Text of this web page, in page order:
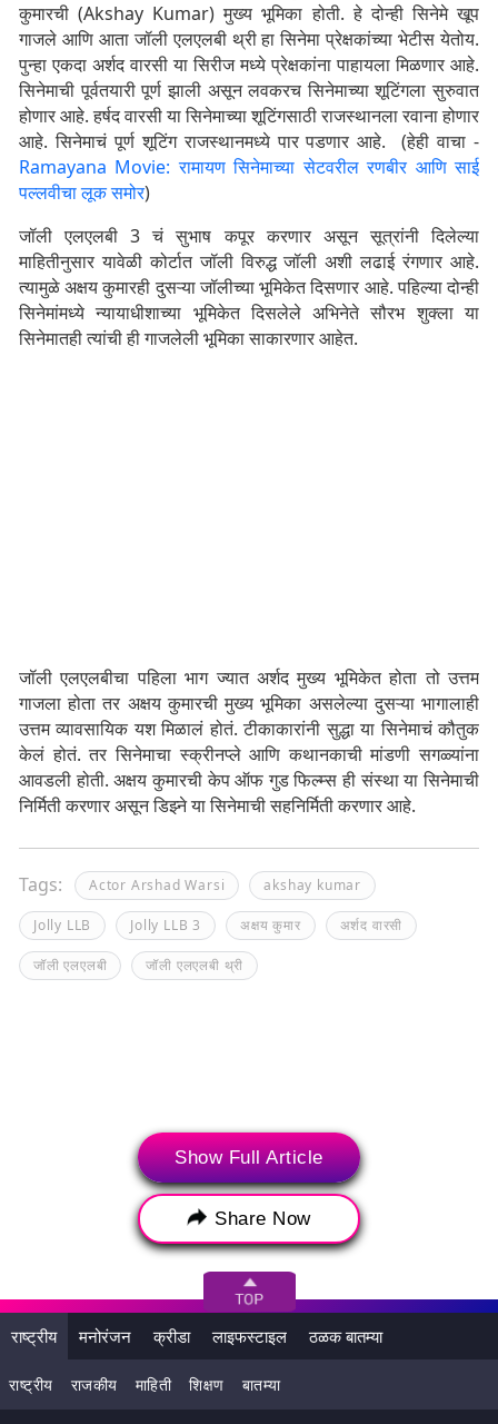
कुमारची (Akshay Kumar) मुख्य भूमिका होती. हे दोन्ही सिनेमे खूप
गाजले आणि आता जॉली एलएलबी थ्री हा सिनेमा प्रेक्षकांच्या भेटीस येतोय.
पुन्हा एकदा अर्शद वारसी या सिरीज मध्ये प्रेक्षकांना पाहायला मिळणार आहे.
सिनेमाची पूर्वतयारी पूर्ण झाली असून लवकरच सिनेमाच्या शूटिंगला सुरुवात
होणार आहे. हर्षद वारसी या सिनेमाच्या शूटिंगसाठी राजस्थानला रवाना होणार
आहे. सिनेमाचं पूर्ण शूटिंग राजस्थानमध्ये पार पडणार आहे. (हेही वाचा -
Ramayana Movie: रामायण सिनेमाच्या सेटवरील रणबीर आणि साई
पल्लवीचा लूक समोर)
जॉली एलएलबी 3 चं सुभाष कपूर करणार असून सूत्रांनी दिलेल्या
माहितीनुसार यावेळी कोर्टात जॉली विरुद्ध जॉली अशी लढाई रंगणार आहे.
त्यामुळे अक्षय कुमारही दुसऱ्या जॉलीच्या भूमिकेत दिसणार आहे. पहिल्या दोन्ही
सिनेमांमध्ये न्यायाधीशाच्या भूमिकेत दिसलेले अभिनेते सौरभ शुक्ला या
सिनेमातही त्यांची ही गाजलेली भूमिका साकारणार आहेत.
जॉली एलएलबीचा पहिला भाग ज्यात अर्शद मुख्य भूमिकेत होता तो उत्तम
गाजला होता तर अक्षय कुमारची मुख्य भूमिका असलेल्या दुसऱ्या भागालाही
उत्तम व्यावसायिक यश मिळालं होतं. टीकाकारांनी सुद्धा या सिनेमाचं कौतुक
केलं होतं. तर सिनेमाचा स्क्रीनप्ले आणि कथानकाची मांडणी सगळ्यांना
आवडली होती. अक्षय कुमारची केप ऑफ गुड फिल्म्स ही संस्था या सिनेमाची
निर्मिती करणार असून डिझ्ने या सिनेमाची सहनिर्मिती करणार आहे.
Tags: Actor Arshad Warsi akshay kumar
Jolly LLB Jolly LLB 3 अक्षय कुमार अर्शद वारसी
जॉली एलएलबी जॉली एलएलबी थ्री
संबंधित बातम्या
Show Full Article
Share Now
राष्ट्रीय मनोरंजन क्रीडा लाइफस्टाइल ठळक बातम्या
राष्ट्रीय राजकीय माहिती शिक्षण बातम्या